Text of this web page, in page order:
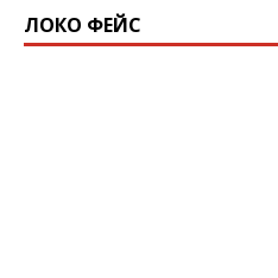
ЛОКО ФЕЙС